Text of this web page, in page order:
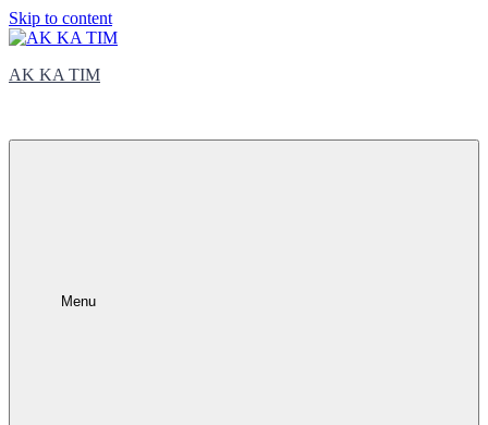
Skip to content
AK KA TIM
Menu